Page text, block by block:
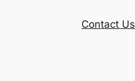
Contact Us